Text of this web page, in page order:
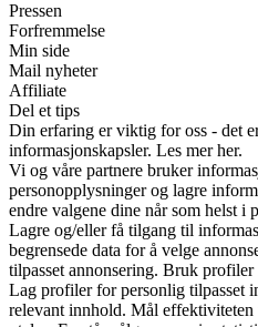
Pressen
Forfremmelse
Min side
Mail nyheter
Affiliate
Del et tips
Din erfaring er viktig for oss - det
informasjonskapsler. Les mer her.
Vi og våre partnere bruker
personopplysninger og lagre
endre valgene dine når som helst i
Lagre og/eller få tilgang til
begrensede data for å velge
tilpasset annonsering. Bruk profiler
Lag profiler for personlig tilpasset
relevant innhold. Mål